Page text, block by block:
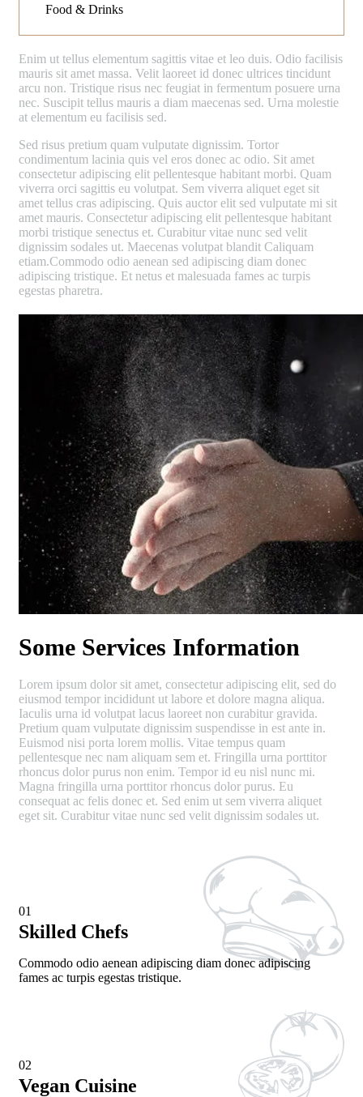
Food & Drinks
Enim ut tellus elementum sagittis vitae et leo duis. Odio facilisis
mauris sit amet massa. Velit laoreet id donec ultrices tincidunt
arcu non. Tristique risus nec feugiat in fermentum posuere urna
nec. Suscipit tellus mauris a diam maecenas sed. Urna molestie
at elementum eu facilisis sed.
Sed risus pretium quam vulputate dignissim. Tortor
condimentum lacinia quis vel eros donec ac odio. Sit amet
consectetur adipiscing elit pellentesque habitant morbi. Quam
viverra orci sagittis eu volutpat. Sem viverra aliquet eget sit
amet tellus cras adipiscing. Quis auctor elit sed vulputate mi sit
amet mauris. Consectetur adipiscing elit pellentesque habitant
morbi tristique senectus et. Curabitur vitae nunc sed velit
dignissim sodales ut. Maecenas volutpat blandit Caliquam
etiam.Commodo odio aenean sed adipiscing diam donec
adipiscing tristique. Et netus et malesuada fames ac turpis
egestas pharetra.
Some Services Information
Lorem ipsum dolor sit amet, consectetur adipiscing elit, sed do
eiusmod tempor incididunt ut labore et dolore magna aliqua.
Iaculis urna id volutpat lacus laoreet non curabitur gravida.
Pretium quam vulputate dignissim suspendisse in est ante in.
Euismod nisi porta lorem mollis. Vitae tempus quam
pellentesque nec nam aliquam sem et. Fringilla urna porttitor
rhoncus dolor purus non enim. Tempor id eu nisl nunc mi.
Magna fringilla urna porttitor rhoncus dolor purus. Eu
consequat ac felis donec et. Sed enim ut sem viverra aliquet
eget sit. Curabitur vitae nunc sed velit dignissim sodales ut.
01
Skilled Chefs
Commodo odio aenean adipiscing diam donec adipiscing
fames ac turpis egestas tristique.
02
Vegan Cuisine